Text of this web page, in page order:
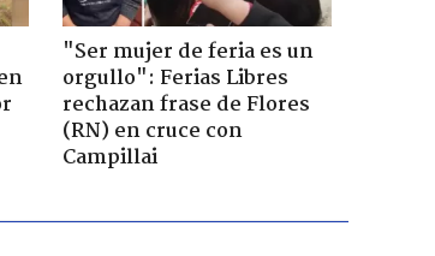
"Ser mujer de feria es un
orgullo": Ferias Libres
rechazan frase de Flores
(RN) en cruce con
Campillai